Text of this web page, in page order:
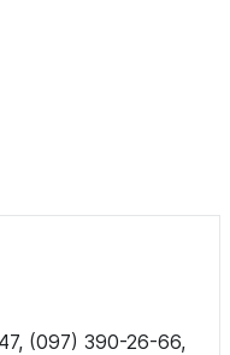
(097) 390-26-66,